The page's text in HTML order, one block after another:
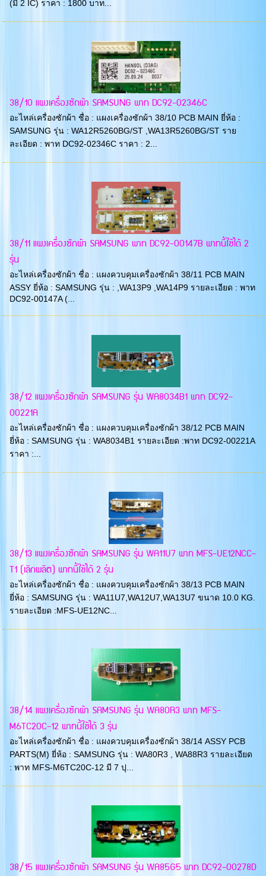
(มี 2 IC) ราคา : 1800 บาท...
38/10 แผงเครื่องซักผ้า SAMSUNG พาท DC92-02346C
อะไหล่เครื่องซักผ้า ชื่อ : แผงเครื่องซักผ้า 38/10 PCB MAIN ยี่ห้อ :
SAMSUNG รุ่น : WA12R5260BG/ST ,WA13R5260BG/ST ราย
ละเอียด : พาท DC92-02346C ราคา : 2...
38/11 แผงเครื่องซักผ้า SAMSUNG พาท DC92-00147B พาทนี้ใช้ได้ 2
รุ่น
อะไหล่เครื่องซักผ้า ชื่อ : แผงควบคุมเครื่องซักผ้า 38/11 PCB MAIN
ASSY ยี่ห้อ : SAMSUNG รุ่น : ,WA13P9 ,WA14P9 รายละเอียด : พาท
DC92-00147A (...
38/12 แผงเครื่องซักผ้า SAMSUNG รุ่น WA8034B1 พาท DC92-
00221A
อะไหล่เครื่องซักผ้า ชื่อ : แผงควบคุมเครื่องซักผ้า 38/12 PCB MAIN
ยี่ห้อ : SAMSUNG รุ่น : WA8034B1 รายละเอียด :พาท DC92-00221A
ราคา :...
38/13 แผงเครื่องซักผ้า SAMSUNG รุ่น WA11U7 พาท MFS-UE12NCC-
T1 (เลิกผลิต) พาทนี้ใช้ได้ 2 รุ่น
อะไหล่เครื่องซักผ้า ชื่อ : แผงควบคุมเครื่องซักผ้า 38/13 PCB MAIN
ยี่ห้อ : SAMSUNG รุ่น : WA11U7,WA12U7,WA13U7 ขนาด 10.0 KG.
รายละเอียด :MFS-UE12NC...
38/14 แผงเครื่องซักผ้า SAMSUNG รุ่น WA80R3 พาท MFS-
M6TC20C-12 พาทนี้ใช้ได้ 3 รุ่น
อะไหล่เครื่องซักผ้า ชื่อ : แผงควบคุมเครื่องซักผ้า 38/14 ASSY PCB
PARTS(M) ยี่ห้อ : SAMSUNG รุ่น : WA80R3 , WA88R3 รายละเอียด
: พาท MFS-M6TC20C-12 มี 7 ปุ...
38/15 แผงเครื่องซักผ้า SAMSUNG รุ่น WA85G5 พาท DC92-00278D